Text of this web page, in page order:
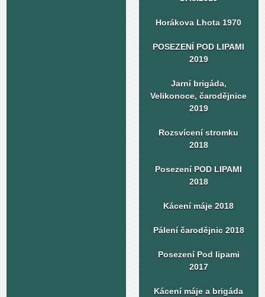
Horákova Lhota 1970
POSEZENÍ POD LIPAMI
2019
Jarní brigáda,
Velikonoce, čarodějnice
2019
Rozsvícení stromku
2018
Posezení POD LIPAMI
2018
Kácení máje 2018
Pálení čarodějnic 2018
Posezení Pod lipami
2017
Kácení máje a brigáda